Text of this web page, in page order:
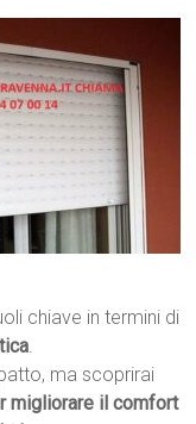
chiave in termini di
.
ma scoprirai
migliorare il comfort